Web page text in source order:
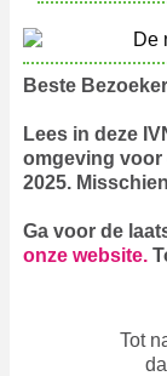
B‍este
Lees in deze
omgeving voor
2025.
Ga voor de
onze website.
Tot